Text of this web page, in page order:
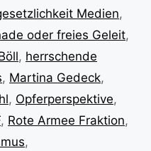
Medien,
oder freies Geleit,
, herrschende
, Martina Gedeck,
, Opferperspektive,
, Rote Armee Fraktion,
,